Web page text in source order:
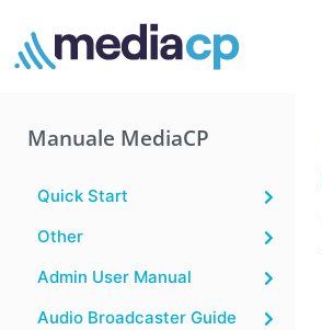
Manuale MediaCP
Quick Start
Other
Admin User Manual
Audio Broadcaster Guide